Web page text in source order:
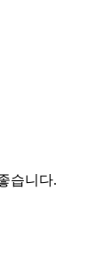
습니다.